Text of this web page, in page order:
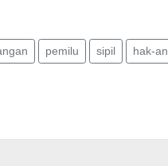
pemilu sipil hak-